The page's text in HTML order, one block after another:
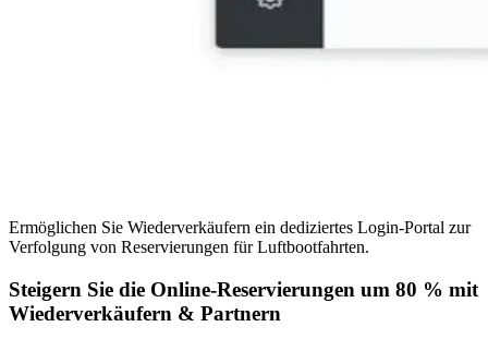
Ermöglichen Sie Wiederverkäufern ein dediziertes Login-Portal zur
Verfolgung von Reservierungen für Luftbootfahrten.
Steigern Sie die Online-Reservierungen um 80 % mit
Wiederverkäufern & Partnern